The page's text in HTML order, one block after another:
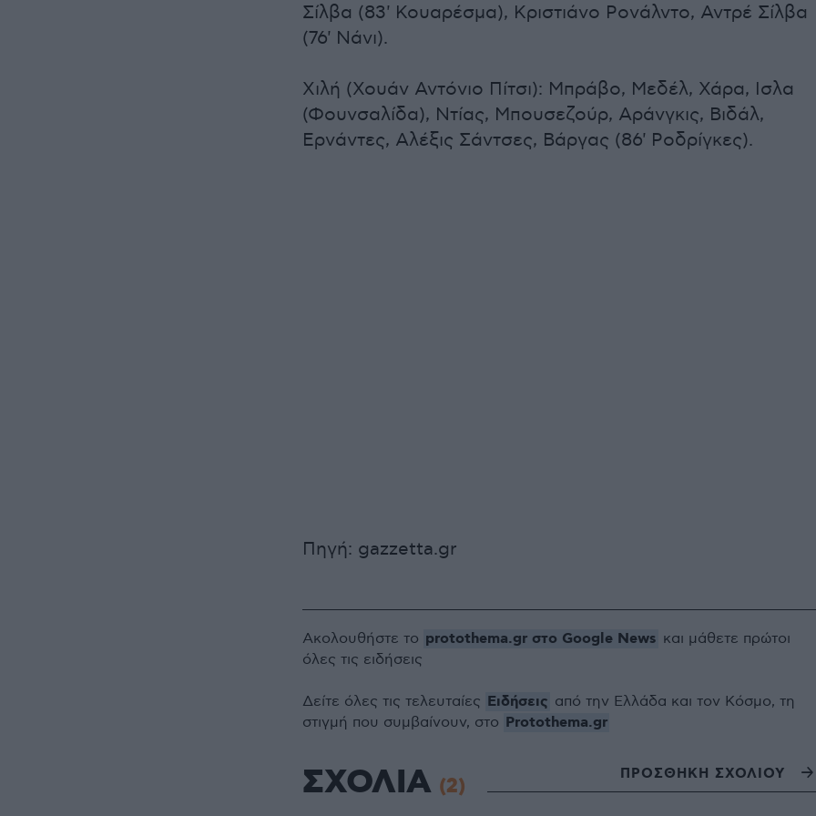
Σίλβα (83' Κουαρέσμα), Κριστιάνο Ρονάλντο, Αντρέ Σίλβα
(76' Νάνι).
Χιλή (Χουάν Αντόνιο Πίτσι): Μπράβο, Μεδέλ, Χάρα, Ισλα
(Φουνσαλίδα), Ντίας, Μπουσεζούρ, Αράνγκις, Βιδάλ,
Ερνάντες, Αλέξις Σάντσες, Βάργας (86' Ροδρίγκες).
Πηγή: gazzetta.gr
Ακολουθήστε το protothema.gr στο Google News και μάθετε πρώτοι
όλες τις ειδήσεις
Δείτε όλες τις τελευταίες Ειδήσεις από την Ελλάδα και τον Κόσμο, τη
στιγμή που συμβαίνουν, στο Protothema.gr
ΣΧΟΛΙΑ (2) ΠΡΟΣΘΗΚΗ ΣΧΟΛΙΟΥ